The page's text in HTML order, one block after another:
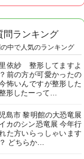
問ランキング
中で人気のランキング
依紗 整形してますよ
前の方が可愛かったの
怖いんですが整形した
形したーって…
島市 黎明館の大恐竜展
カのシン恐竜展 今年行
た方いらっしゃいます
どちらか…